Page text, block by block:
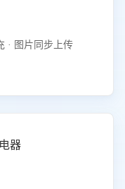
· 图片同步上传
器